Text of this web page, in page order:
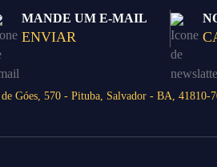
MANDE UM E-MAIL
ENVIAR
de Góes, 570 - Pituba, Salvador - BA, 41810-